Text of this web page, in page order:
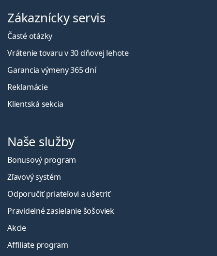
Zákaznícky servis
Časté otázky
Vrátenie tovaru v 30 dňovej lehote
Garancia výmeny 365 dní
Reklamácie
Klientská sekcia
Naše služby
Bonusový program
Zľavový systém
Odporučiť priateľovi a ušetriť
Pravidelné zasielanie šošoviek
Akcie
Affiliate program